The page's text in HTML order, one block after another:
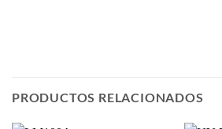
PRODUCTOS RELACIONADOS